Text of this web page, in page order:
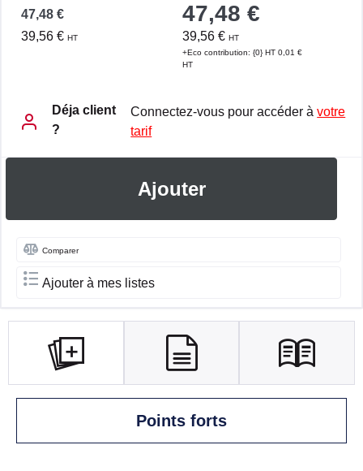
47,48 €
39,56 € HT
47,48 €
39,56 € HT
+Eco contribution: {0} HT 0,01 €
HT
Déja client
?
Connectez-vous pour accéder àvotre
tarif
Ajouter
Comparer
Ajouter à mes listes
Points forts